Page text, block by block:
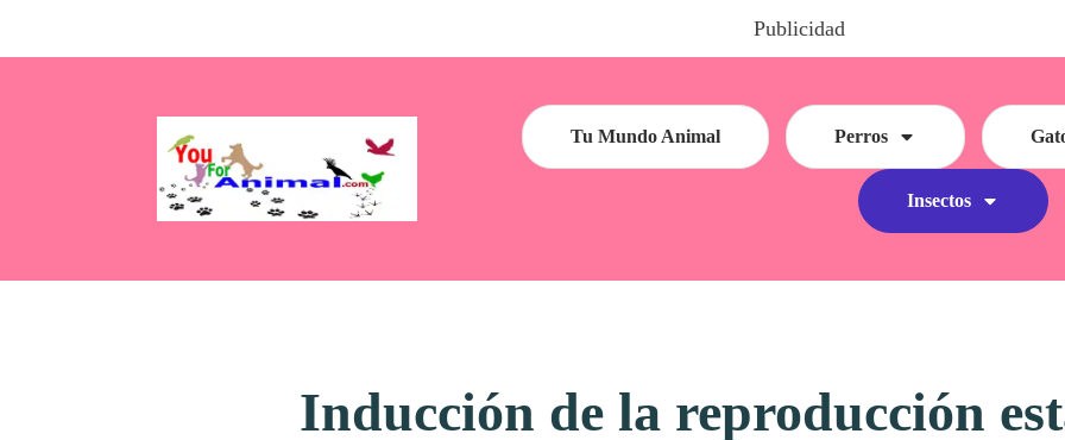
Publicidad
Tu Mundo Animal Perros
Insectos
Inducción de la reproducción